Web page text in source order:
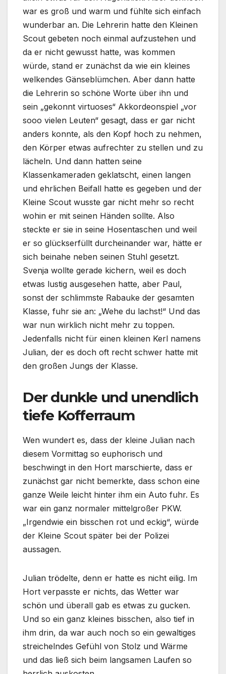
war es groß und warm und fühlte sich einfach
wunderbar an. Die Lehrerin hatte den Kleinen
Scout gebeten noch einmal aufzustehen und
da er nicht gewusst hatte, was kommen
würde, stand er zunächst da wie ein kleines
welkendes Gänseblümchen. Aber dann hatte
die Lehrerin so schöne Worte über ihn und
sein „gekonnt virtuoses“ Akkordeonspiel „vor
sooo vielen Leuten“ gesagt, dass er gar nicht
anders konnte, als den Kopf hoch zu nehmen,
den Körper etwas aufrechter zu stellen und zu
lächeln. Und dann hatten seine
Klassenkameraden geklatscht, einen langen
und ehrlichen Beifall hatte es gegeben und der
Kleine Scout wusste gar nicht mehr so recht
wohin er mit seinen Händen sollte. Also
steckte er sie in seine Hosentaschen und weil
er so glückserfüllt durcheinander war, hätte er
sich beinahe neben seinen Stuhl gesetzt.
Svenja wollte gerade kichern, weil es doch
etwas lustig ausgesehen hatte, aber Paul,
sonst der schlimmste Rabauke der gesamten
Klasse, fuhr sie an: „Wehe du lachst!“ Und das
war nun wirklich nicht mehr zu toppen.
Jedenfalls nicht für einen kleinen Kerl namens
Julian, der es doch oft recht schwer hatte mit
den großen Jungs der Klasse.
Der dunkle und unendlich
tiefe Kofferraum
Wen wundert es, dass der kleine Julian nach
diesem Vormittag so euphorisch und
beschwingt in den Hort marschierte, dass er
zunächst gar nicht bemerkte, dass schon eine
ganze Weile leicht hinter ihm ein Auto fuhr. Es
war ein ganz normaler mittelgroßer PKW.
„Irgendwie ein bisschen rot und eckig“, würde
der Kleine Scout später bei der Polizei
aussagen.
Julian trödelte, denn er hatte es nicht eilig. Im
Hort verpasste er nichts, das Wetter war
schön und überall gab es etwas zu gucken.
Und so ein ganz kleines bisschen, also tief in
ihm drin, da war auch noch so ein gewaltiges
streichelndes Gefühl von Stolz und Wärme
und das ließ sich beim langsamen Laufen so